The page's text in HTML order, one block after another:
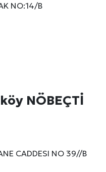
NO:14/B
NÖBEÇTİ
CADDESI NO 39//B